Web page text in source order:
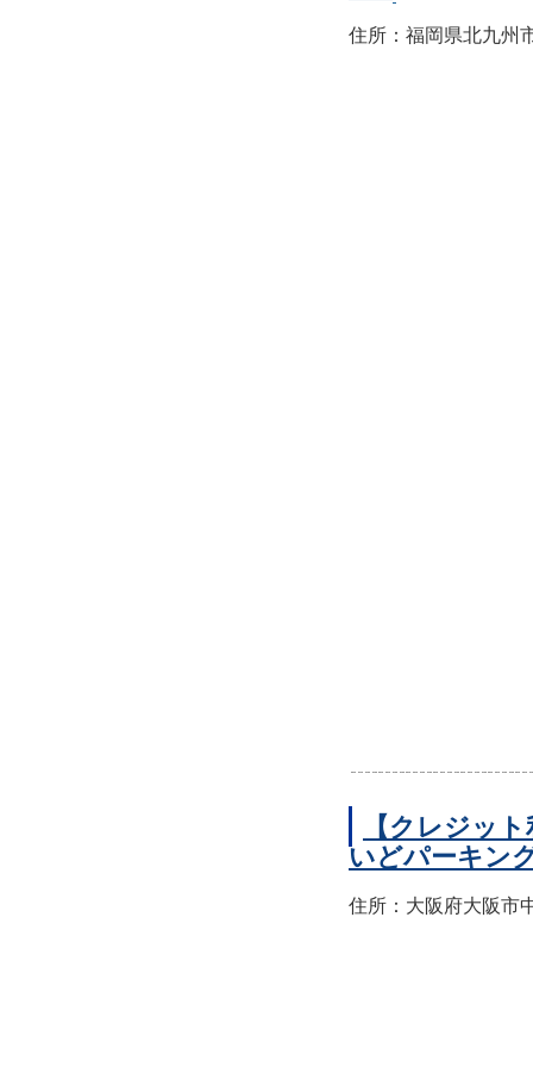
住所：福岡県北九州
【クレジッ
いどパーキン
住所：大阪府大阪市